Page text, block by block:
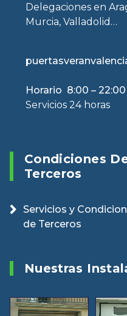
Delegaciones en
Murcia, Valladolid…
Horario 8:00 – 22:00
Servicios 24 horas
Condiciones
Terceros
Servicios y
de Terceros
Nuestras